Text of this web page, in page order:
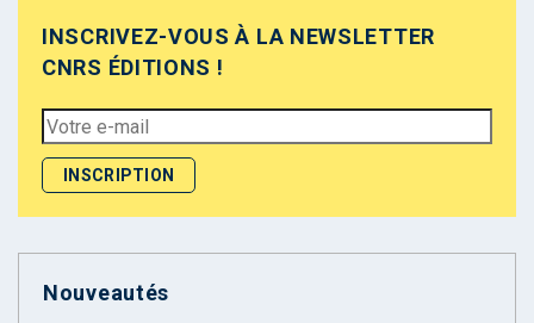
INSCRIVEZ-VOUS À LA NEWSLETTER
CNRS ÉDITIONS !
Nouveautés